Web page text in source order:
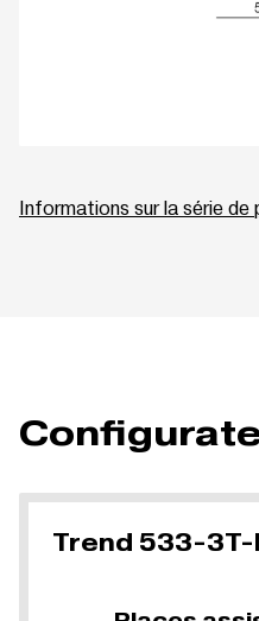
Informations sur la série de
Trend 533-3T-